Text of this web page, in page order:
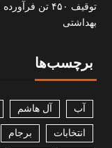
توقیف ۴۵۰ تن
بهداشتی
برچسب‌ها
آب آل هاشم
انتخابات برجام